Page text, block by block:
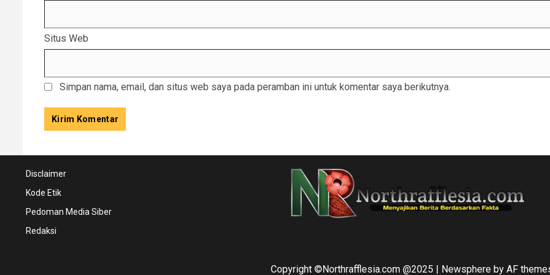
Situs Web
Simpan nama, email, dan situs web saya pada peramban ini untuk komentar saya berikutnya.
Disclaimer
Kode Etik
Pedoman Media Siber
Redaksi
Copyright ©Northrafflesia.com @2025 Newsphereby AF